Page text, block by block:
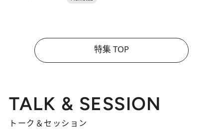
特集 TOP
TALK & SESSION
トーク＆セッション